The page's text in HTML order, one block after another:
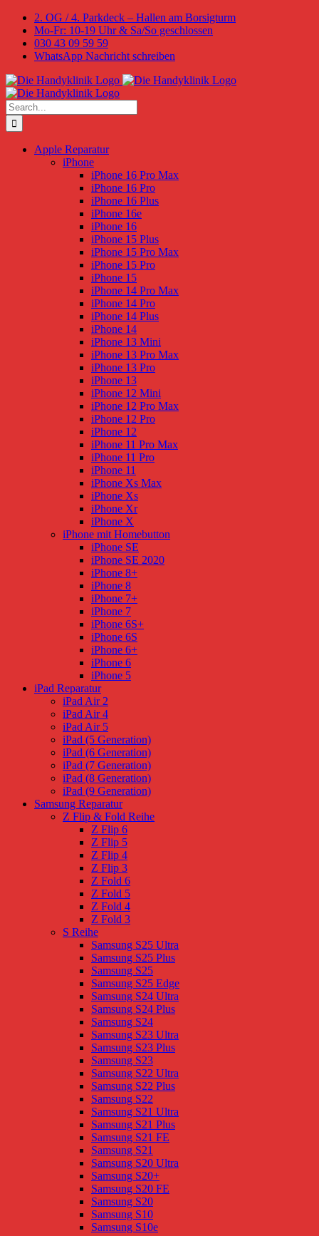
Skip
content
2. OG / 4. Parkdeck – Hallen am Borsigturm
Mo-Fr: 10-19 Uhr & Sa/So geschlossen
030 43 09 59 59
WhatsApp Nachricht schreiben
Search
for:
Apple Reparatur
iPhone
iPhone 16 Pro Max
iPhone 16 Pro
iPhone 16 Plus
iPhone 16e
iPhone 16
iPhone 15 Plus
iPhone 15 Pro Max
iPhone 15 Pro
iPhone 15
iPhone 14 Pro Max
iPhone 14 Pro
iPhone 14 Plus
iPhone 14
iPhone 13 Mini
iPhone 13 Pro Max
iPhone 13 Pro
iPhone 13
iPhone 12 Mini
iPhone 12 Pro Max
iPhone 12 Pro
iPhone 12
iPhone 11 Pro Max
iPhone 11 Pro
iPhone 11
iPhone Xs Max
iPhone Xs
iPhone Xr
iPhone X
iPhone mit Homebutton
iPhone SE
iPhone SE 2020
iPhone 8+
iPhone 8
iPhone 7+
iPhone 7
iPhone 6S+
iPhone 6S
iPhone 6+
iPhone 6
iPhone 5
iPad Reparatur
iPad Air 2
iPad Air 4
iPad Air 5
iPad (5 Generation)
iPad (6 Generation)
iPad (7 Generation)
iPad (8 Generation)
iPad (9 Generation)
Samsung Reparatur
Z Flip & Fold Reihe
Z Flip 6
Z Flip 5
Z Flip 4
Z Flip 3
Z Fold 6
Z Fold 5
Z Fold 4
Z Fold 3
S Reihe
Samsung S25 Ultra
Samsung S25 Plus
Samsung S25
Samsung S25 Edge
Samsung S24 Ultra
Samsung S24 Plus
Samsung S24
Samsung S23 Ultra
Samsung S23 Plus
Samsung S23
Samsung S22 Ultra
Samsung S22 Plus
Samsung S22
Samsung S21 Ultra
Samsung S21 Plus
Samsung S21 FE
Samsung S21
Samsung S20 Ultra
Samsung S20+
Samsung S20 FE
Samsung S20
Samsung S10
Samsung S10e